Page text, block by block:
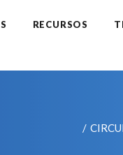
RECURSOS